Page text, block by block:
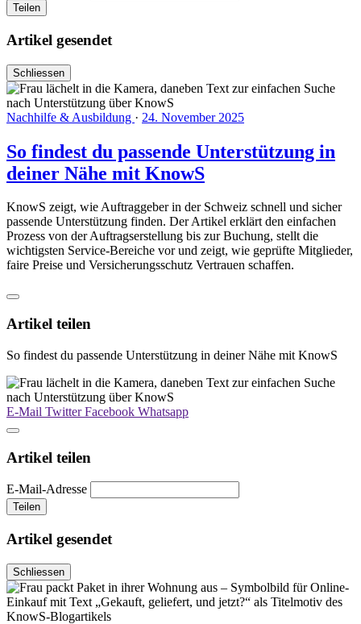
Teilen
Artikel gesendet
Schliessen
Nachhilfe & Ausbildung · 24. November 2025
So findest du passende Unterstützung in
deiner Nähe mit KnowS
KnowS zeigt, wie Auftraggeber in der Schweiz schnell und sicher
passende Unterstützung finden. Der Artikel erklärt den einfachen
Prozess von der Auftragserstellung bis zur Buchung, stellt die
wichtigsten Service-Bereiche vor und zeigt, wie geprüfte Mitglieder,
faire Preise und Versicherungsschutz Vertrauen schaffen.
Artikel teilen
So findest du passende Unterstützung in deiner Nähe mit KnowS
E-Mail TwitterFacebook Whatsapp
Artikel teilen
E-Mail-Adresse
Teilen
Artikel gesendet
Schliessen